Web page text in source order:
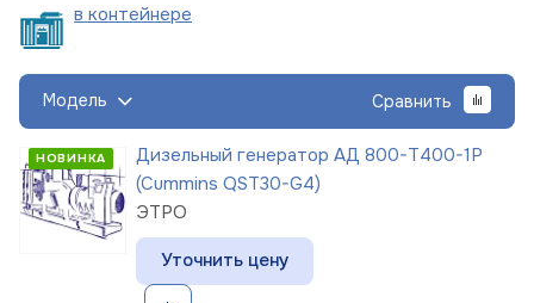
в контейнере
Модель Сравнить
НОВИНКА
Дизельный генератор АД 800-Т400-1Р
(Cummins QST30-G4)
ЭТРО
Уточнить цену